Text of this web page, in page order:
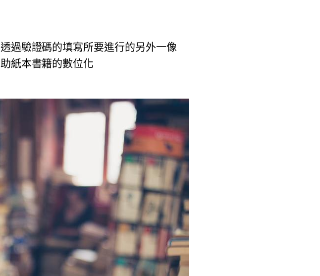
過驗證碼的填寫所要進行的另外一像
紙本書籍的數位化